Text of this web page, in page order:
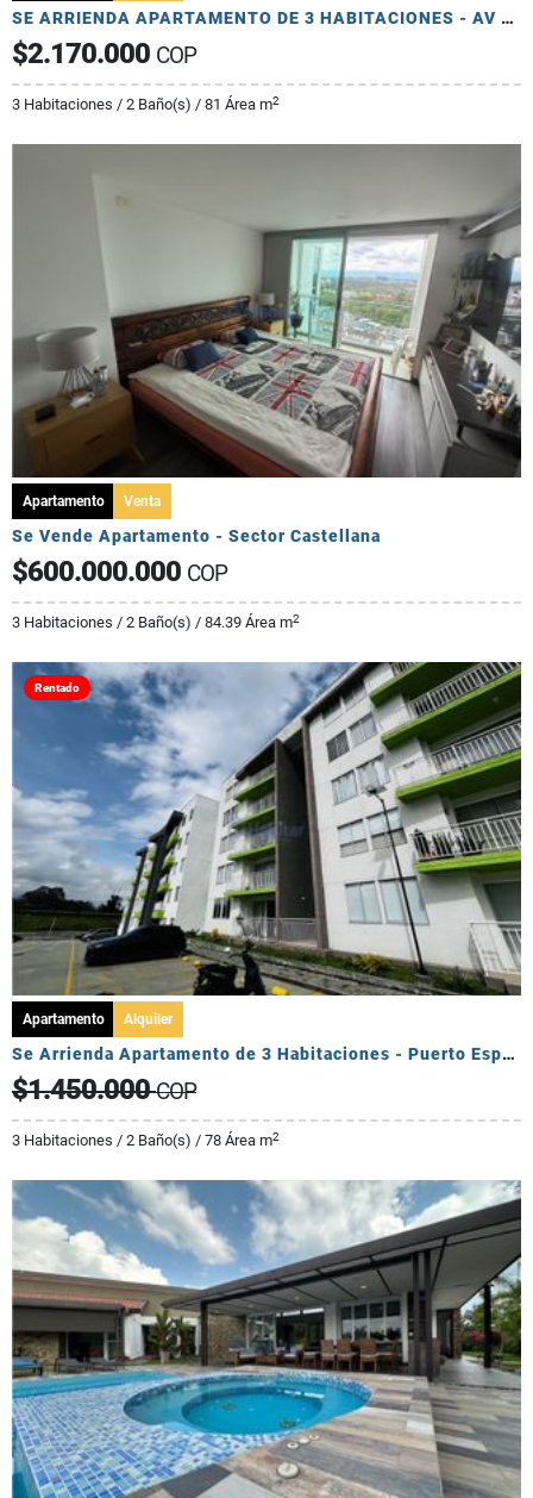
SE ARRIENDA APARTAMENTO DE 3 HABITACIONES - AV 19 NORTE
$2.170.000 COP
3 Habitaciones / 2 Baño(s) / 81 Área m2
Apartamento Venta
Se Vende Apartamento - Sector Castellana
$600.000.000 COP
3 Habitaciones / 2 Baño(s) / 84.39 Área m2
Rentado
Apartamento Alquiler
Se Arrienda Apartamento de 3 Habitaciones - Puerto Espejo
$1.450.000COP
3 Habitaciones / 2 Baño(s) / 78 Área m2